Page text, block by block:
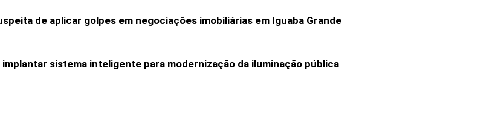
de aplicar golpes em negociações imobiliárias em Iguaba Grande
sistema inteligente para modernização da iluminação pública